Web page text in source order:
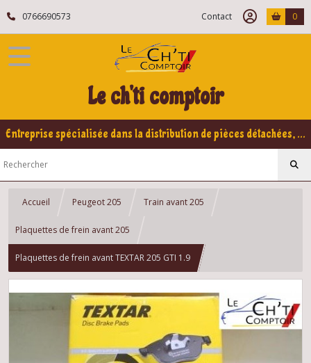
0766690573 Contact 0
Le ch'ti comptoir
Entreprise spécialisée dans la distribution de pièces détachées, refabrication pour voitures Yountimers Peugeot 205 GTI, 309 GTI - GTI16
Accueil Peugeot 205 Train avant 205
Plaquettes de frein avant 205
Plaquettes de frein avant TEXTAR 205 GTI 1.9